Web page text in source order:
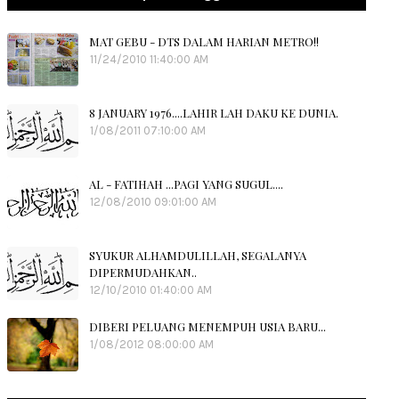
MAT GEBU - DTS DALAM HARIAN METRO!!
11/24/2010 11:40:00 AM
8 JANUARY 1976....LAHIR LAH DAKU KE DUNIA.
1/08/2011 07:10:00 AM
AL - FATIHAH ...PAGI YANG SUGUL....
12/08/2010 09:01:00 AM
SYUKUR ALHAMDULILLAH, SEGALANYA
DIPERMUDAHKAN..
12/10/2010 01:40:00 AM
DIBERI PELUANG MENEMPUH USIA BARU...
1/08/2012 08:00:00 AM